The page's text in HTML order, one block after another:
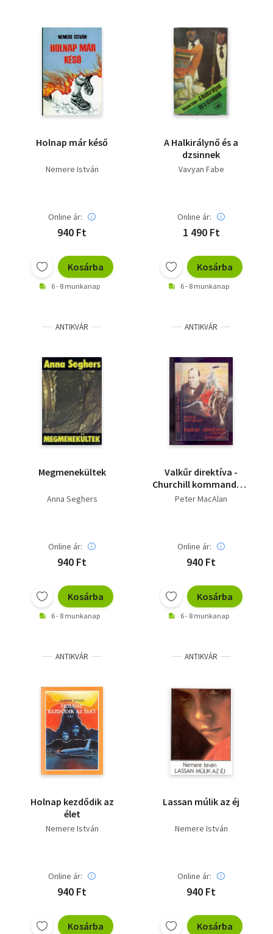
Holnap már késő
Nemere István
Online ár:
940 Ft
Kosárba
6 - 8 munkanap
A Halkirálynő és a
dzsinnek
Vavyan Fabe
Online ár:
1 490 Ft
Kosárba
6 - 8 munkanap
ANTIKVÁR
Megmenekültek
Anna Seghers
Online ár:
940 Ft
Kosárba
6 - 8 munkanap
ANTIKVÁR
Valkűr direktíva -
Churchill kommandója
(Kalandregény)
Peter MacAlan
Online ár:
940 Ft
Kosárba
6 - 8 munkanap
ANTIKVÁR
Holnap kezdődik az
élet
Nemere István
Online ár:
940 Ft
Kosárba
ANTIKVÁR
Lassan múlik az éj
Nemere István
Online ár:
940 Ft
Kosárba